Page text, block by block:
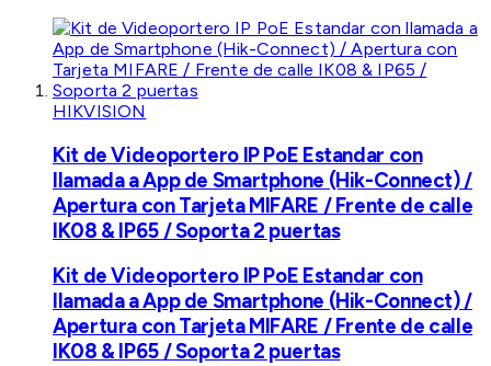
HIKVISION
Kit de Videoportero IP PoE Estandar con
llamada a App de Smartphone (Hik-Connect) /
Apertura con Tarjeta MIFARE / Frente de calle
IK08 & IP65 / Soporta 2 puertas
Kit de Videoportero IP PoE Estandar con
llamada a App de Smartphone (Hik-Connect) /
Apertura con Tarjeta MIFARE / Frente de calle
IK08 & IP65 / Soporta 2 puertas